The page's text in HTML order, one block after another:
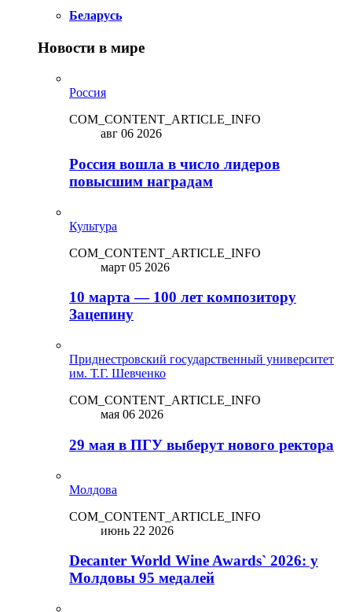
Беларусь
Новости в мире
Россия
COM_CONTENT_ARTICLE_INFO
авг 06 2026
Россия вошла в число лидеров
повысшим наградам
Культура
COM_CONTENT_ARTICLE_INFO
март 05 2026
10 марта — 100 лет композитору
Зацепину
Приднестровский государственный университет
им. Т.Г. Шевченко
COM_CONTENT_ARTICLE_INFO
мая 06 2026
29 мая в ПГУ выберут нового ректора
Молдова
COM_CONTENT_ARTICLE_INFO
июнь 22 2026
Decanter World Wine Awards` 2026: у
Молдовы 95 медалей